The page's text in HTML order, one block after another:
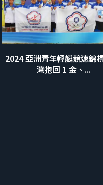
2024 亞洲青年輕艇競速錦
灣抱回 1 金、...